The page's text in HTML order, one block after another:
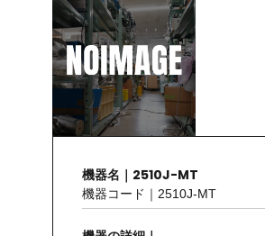
機器名｜2510J-MT
機器コード｜2510J-MT